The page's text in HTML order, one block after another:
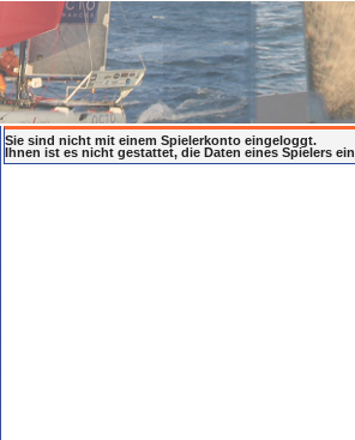
Sie sind nicht mit einem Spielerkonto eingeloggt.
Ihnen ist es nicht gestattet, die Daten eines Spielers